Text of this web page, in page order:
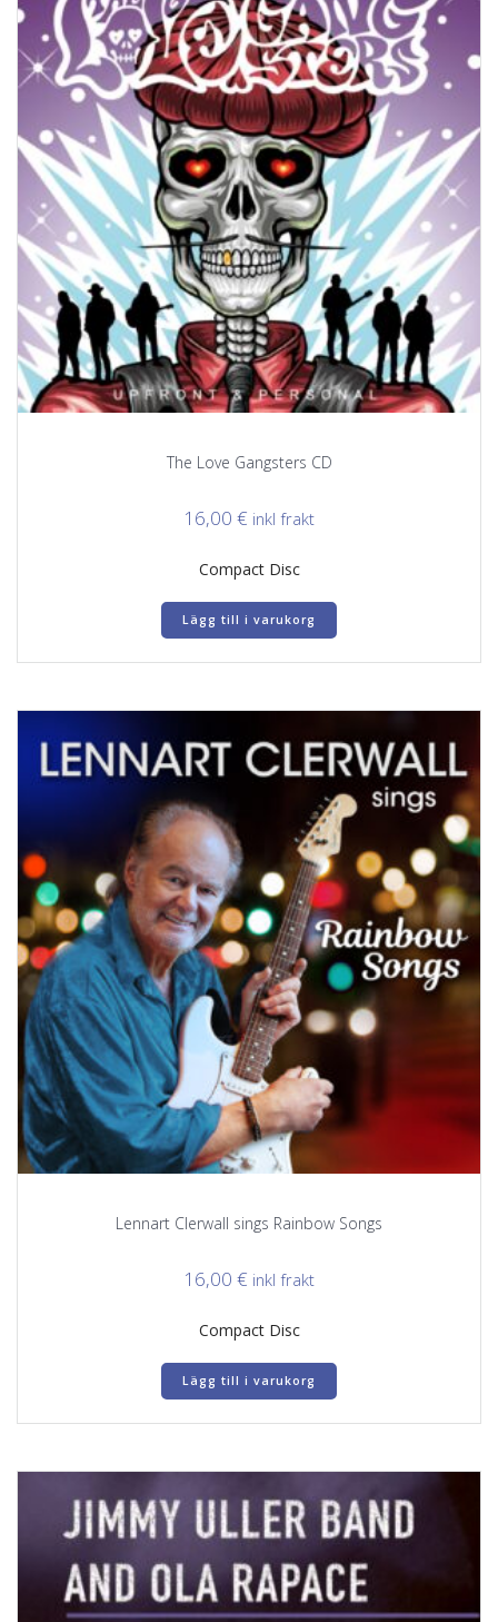
The Love Gangsters CD
16,00 € inkl frakt
Compact Disc
Lägg till i varukorg
Lennart Clerwall sings Rainbow Songs
16,00 € inkl frakt
Compact Disc
Lägg till i varukorg